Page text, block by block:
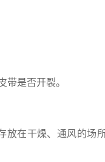
是否开裂。
在干燥、通风的场